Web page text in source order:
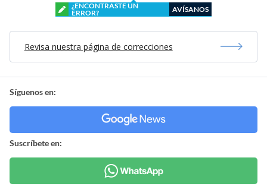
¿ENCONTRASTE UN
ERROR?
AVÍSANOS
Revisa nuestra página de correcciones
Síguenos en:
Suscríbete en: